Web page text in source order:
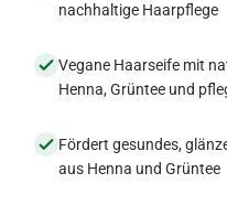
nachhaltige Haarpflege
Vegane Haarseife mit
Henna, Grüntee und
Fördert gesundes,
aus Henna und Grüntee